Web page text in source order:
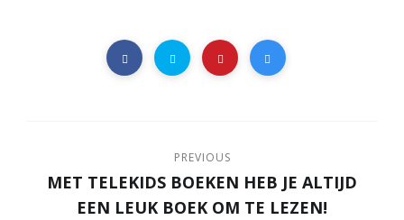
PREVIOUS
MET TELEKIDS BOEKEN HEB JE ALTIJD
EEN LEUK BOEK OM TE LEZEN!